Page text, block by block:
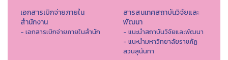
เอกสารเบิกจ่ายภายใน
สำนักงาน
- เอกสารเบิกจ่ายภายในสำนัก
สารสนเทศสถาบันวิจัยและ
พัฒนา
- แนะนำสถาบันวิจัยและพัฒนา
- แนะนำมหาวิทยาลัยราชภัฏ
สวนสุนันทา